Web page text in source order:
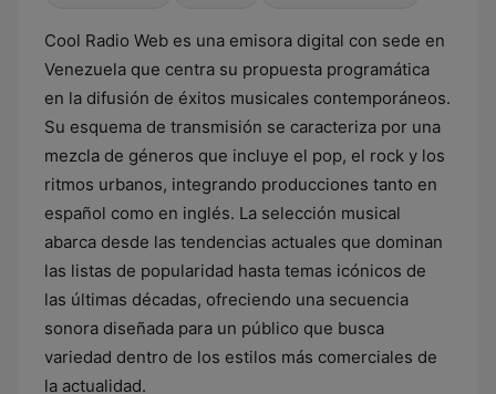
Cool Radio Web es una emisora digital con sede en
Venezuela que centra su propuesta programática
en la difusión de éxitos musicales contemporáneos.
Su esquema de transmisión se caracteriza por una
mezcla de géneros que incluye el pop, el rock y los
ritmos urbanos, integrando producciones tanto en
español como en inglés. La selección musical
abarca desde las tendencias actuales que dominan
las listas de popularidad hasta temas icónicos de
las últimas décadas, ofreciendo una secuencia
sonora diseñada para un público que busca
variedad dentro de los estilos más comerciales de
la actualidad.